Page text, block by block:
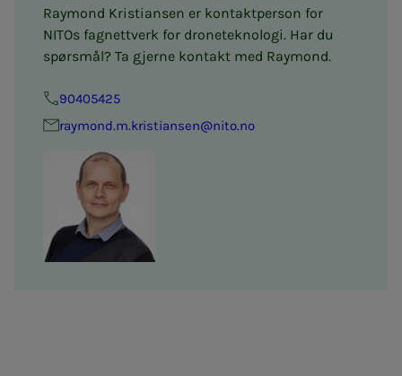
Raymond Kristiansen er kontaktperson for
NITOs fagnettverk for droneteknologi. Har du
spørsmål? Ta gjerne kontakt med Raymond.
90405425
raymond.m.kristiansen@nito.no